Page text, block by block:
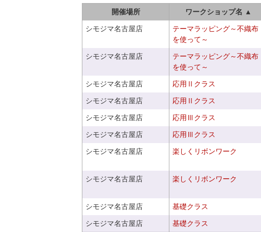
開催場所 ワークショップ名 ▲
シモジマ名古屋店
テーマラッピング～不織布
を使って～
シモジマ名古屋店
テーマラッピング～不織布
を使って～
シモジマ名古屋店 応用Ⅱクラス
シモジマ名古屋店 応用Ⅱクラス
シモジマ名古屋店 応用Ⅲクラス
シモジマ名古屋店 応用Ⅲクラス
シモジマ名古屋店 楽しくリボンワーク
シモジマ名古屋店 楽しくリボンワーク
シモジマ名古屋店 基礎クラス
シモジマ名古屋店 基礎クラス